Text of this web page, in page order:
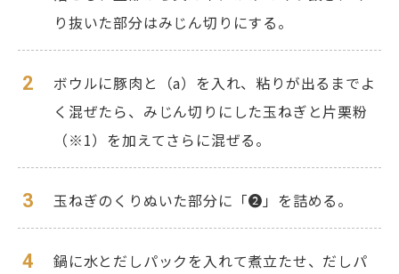
り抜いた部分はみじん切りにする。
2
ボウルに豚肉と（a）を入れ、粘りが出るまでよ
く混ぜたら、みじん切りにした玉ねぎと片栗粉
（※1）を加えてさらに混ぜる。
3 玉ねぎのくりぬいた部分に「❷」を詰める。
4
鍋に水とだしパックを入れて煮立たせ、だしパ